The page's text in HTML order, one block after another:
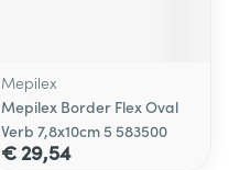
Mepilex
Mepilex Border Flex Oval
Verb 7,8x10cm 5 583500
€ 29,54